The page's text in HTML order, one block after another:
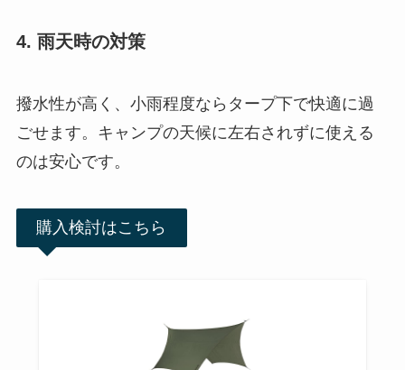
4. 雨天時の対策
撥水性が高く、小雨程度ならタープ下で快適に過
ごせます。キャンプの天候に左右されずに使える
のは安心です。
購入検討はこちら